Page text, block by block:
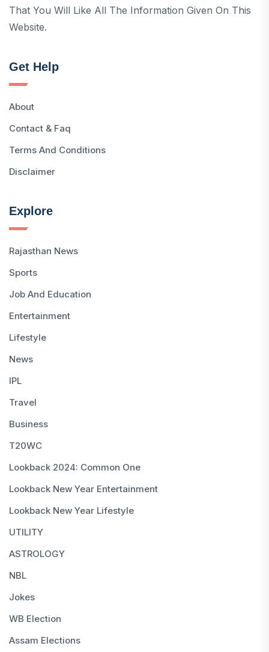
That You Will Like All The Information Given On This
Website.
Get Help
About
Contact & Faq
Terms And Conditions
Disclaimer
Explore
Rajasthan News
Sports
Job And Education
Entertainment
Lifestyle
News
IPL
Travel
Business
T20WC
Lookback 2024: Common One
Lookback New Year Entertainment
Lookback New Year Lifestyle
UTILITY
ASTROLOGY
NBL
Jokes
WB Election
Assam Elections